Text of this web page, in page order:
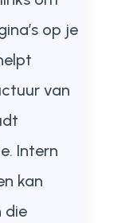
op je
van
Intern
kan
die